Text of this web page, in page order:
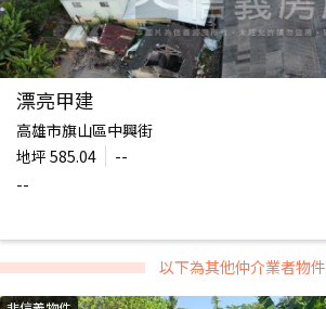
漂亮甲建
高雄市旗山區中興街
地坪 585.04
--
--
以下為其他仲介業者物件